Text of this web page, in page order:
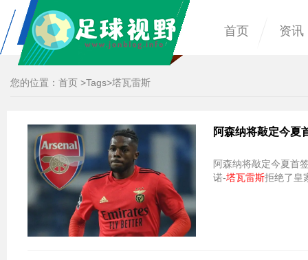
首页 资讯
您的位置： 首页 >Tags>塔瓦雷斯
阿森纳将敲定今夏
阿森纳将敲定今夏首
诺-塔瓦雷斯拒绝了皇